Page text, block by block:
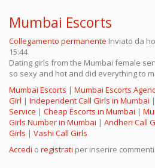
Mumbai Escorts
Collegamento permanente Inviato da
15:44
Dating girls from the Mumbai female
so sexy and hot and did everything to
Mumbai Escorts | Mumbai Escorts
Girl | Independent Call Girls in Mumbai |
Service | Cheap Escorts in Mumbai |
Girls Number in Mumbai | Andheri Call
Girls | Vashi Call Girls
Accedi o registrati per inserire commenti.